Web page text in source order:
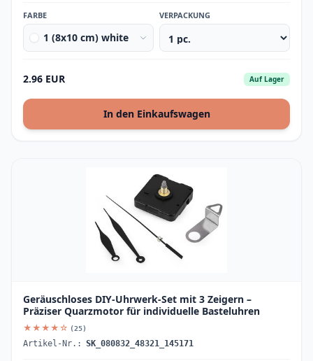
FARBE
1 (8x10 cm) white
VERPACKUNG
2.96 EUR Auf Lager
In den Einkaufswagen
Geräuschloses DIY-Uhrwerk-Set mit 3 Zeigern –
Präziser Quarzmotor für individuelle Basteluhren
★★★★☆ (25)
Artikel-Nr.: SK_080832_48321_145171